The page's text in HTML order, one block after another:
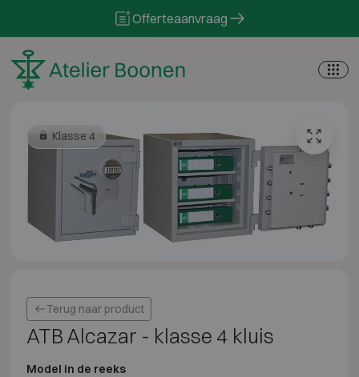
Offerteaanvraag
Klasse 4
Terug naar product
ATB Alcazar - klasse 4 kluis
Model in de reeks